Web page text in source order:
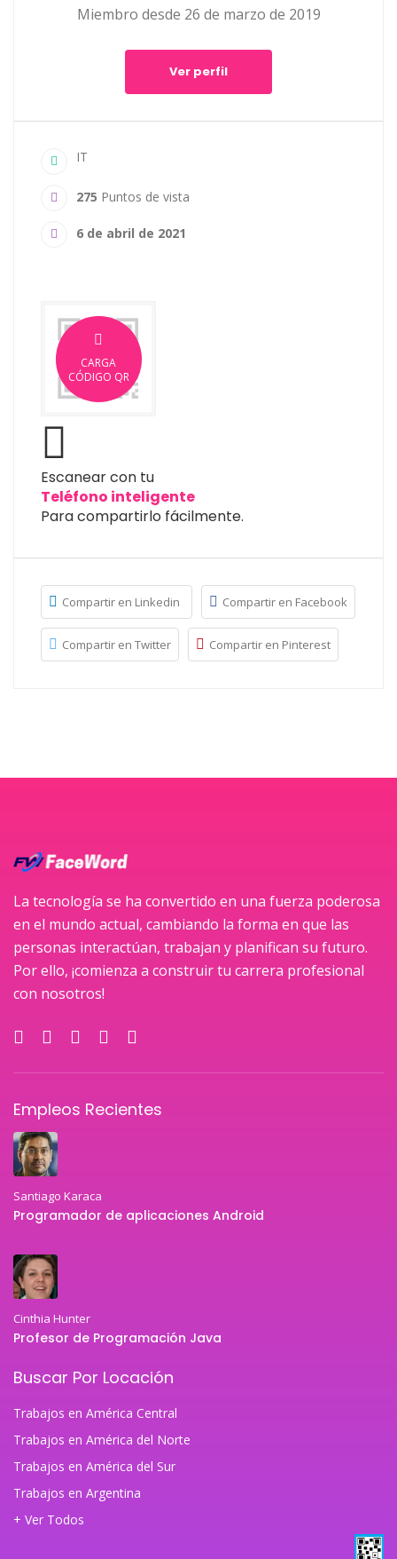
Miembro desde 26 de marzo de 2019
Ver perfil
IT
275 Puntos de vista
6 de abril de 2021
CARGA
CÓDIGO QR
Escanear con tu
Teléfono inteligente
Para compartirlo fácilmente.
Compartir en Linkedin Compartir en Facebook
Compartir en Twitter Compartir en Pinterest
La tecnología se ha convertido en una fuerza poderosa
en el mundo actual, cambiando la forma en que las
personas interactúan, trabajan y planifican su futuro.
Por ello, ¡comienza a construir tu carrera profesional
con nosotros!
Empleos Recientes
Santiago Karaca
Programador de aplicaciones Android
Cinthia Hunter
Profesor de Programación Java
Buscar Por Locación
Trabajos en América Central
Trabajos en América del Norte
Trabajos en América del Sur
Trabajos en Argentina
+ Ver Todos